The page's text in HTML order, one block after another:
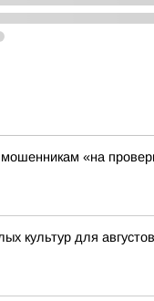
«на
культур для